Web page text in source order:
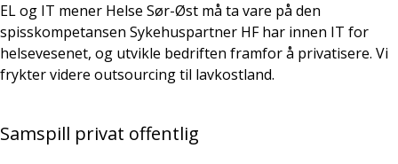
EL og IT mener Helse Sør-Øst må ta vare på den
spisskompetansen Sykehuspartner HF har innen IT for
helsevesenet, og utvikle bedriften framfor å privatisere. Vi
frykter videre outsourcing til lavkostland.
Samspill privat offentlig